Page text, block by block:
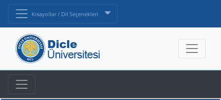
Kısayollar / Dil Seçenekleri